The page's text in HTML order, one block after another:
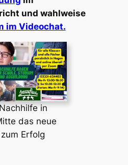
und wahlweise
im Videochat.
in
das neue
Erfolg